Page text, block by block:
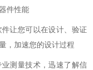
件性能
让您可以在设计、验证
，加速您的设计过程
测量技术，迅速了解信